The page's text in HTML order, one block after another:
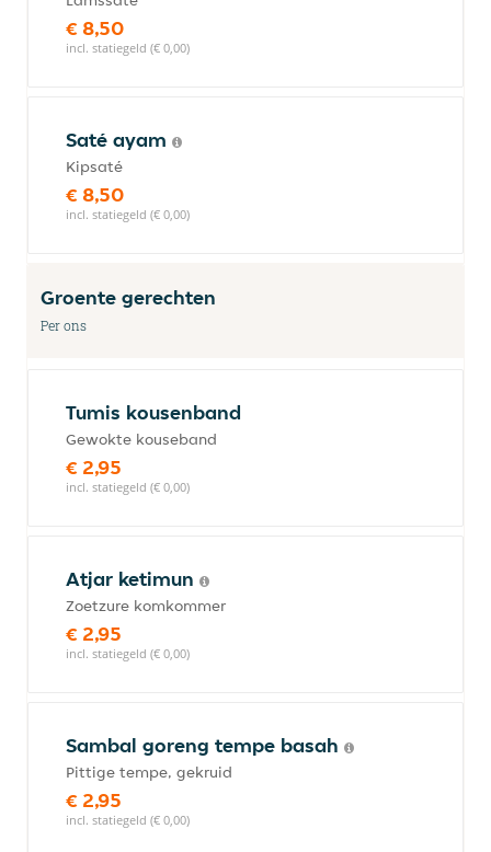
€ 8,50
incl. statiegeld (€ 0,00)
Saté ayam
Kipsaté
€ 8,50
incl. statiegeld (€ 0,00)
Groente gerechten
Per ons
Tumis kousenband
Gewokte kouseband
€ 2,95
incl. statiegeld (€ 0,00)
Atjar ketimun
Zoetzure komkommer
€ 2,95
incl. statiegeld (€ 0,00)
Sambal goreng tempe basah
Pittige tempe, gekruid
€ 2,95
incl. statiegeld (€ 0,00)